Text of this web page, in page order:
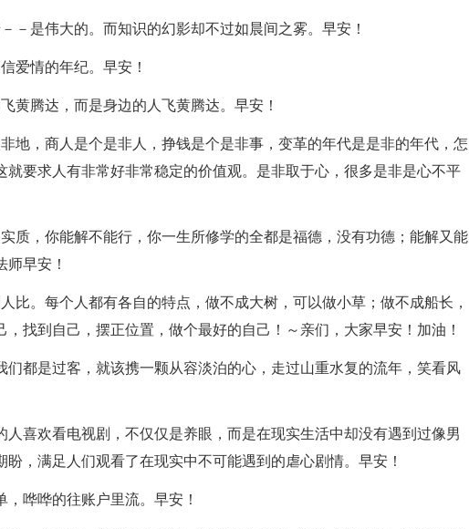
－是伟大的。而知识的幻影却不过如晨间之雾。早安！
爱情的年纪。早安！
黄腾达，而是身边的人飞黄腾达。早安！
地，商人是个是非人，挣钱是个是非事，变革的年代是是非的年代，怎
就要求人有非常好非常稳定的价值观。是非取于心，很多是非是心不平
质，你能解不能行，你一生所修学的全都是福德，没有功德；能解又能
早安！
比。每个人都有各自的特点，做不成大树，可以做小草；做不成船长，
找到自己，摆正位置，做个最好的自己！～亲们，大家早安！加油！
们都是过客，就该携一颗从容淡泊的心，走过山重水复的流年，笑看风
人喜欢看电视剧，不仅仅是养眼，而是在现实生活中却没有遇到过像男
，满足人们观看了在现实中不可能遇到的虐心剧情。早安！
哗哗的往账户里流。早安！